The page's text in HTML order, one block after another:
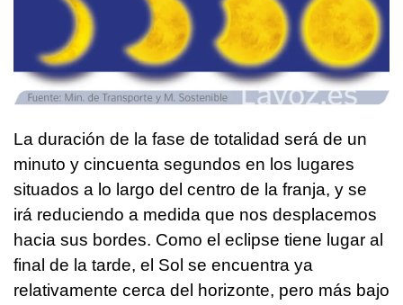
La duración de la fase de totalidad será de un
minuto y cincuenta segundos en los lugares
situados a lo largo del centro de la franja, y se
irá reduciendo a medida que nos desplacemos
hacia sus bordes. Como el eclipse tiene lugar al
final de la tarde, el Sol se encuentra ya
relativamente cerca del horizonte, pero más bajo